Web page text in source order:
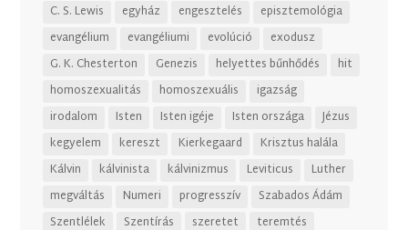
C. S. Lewis
egyház engesztelés
episztemológia
evangélium
evangéliumi evolúció
exodusz
G. K. Chesterton
Genezis helyettes bűnhődés
hit
homoszexualitás
homoszexuális
igazság
irodalom
Isten Isten igéje Isten országa
Jézus
kegyelem
kereszt Kierkegaard
Krisztus halála
Kálvin
kálvinista kálvinizmus Leviticus
Luther
megváltás
Numeri progresszív
Szabados Ádám
Szentlélek
Szentírás szeretet teremtés